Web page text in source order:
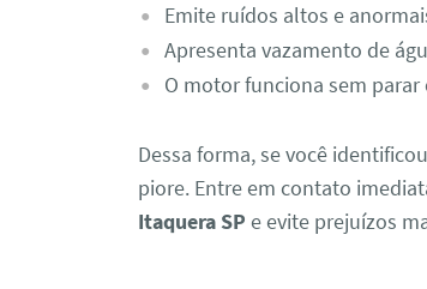
Emite ruídos altos e
Apresenta vazamento de
O motor funciona sem
Dessa forma, se você
piore. Entre em contato
Itaquera SP e evite prejuízos